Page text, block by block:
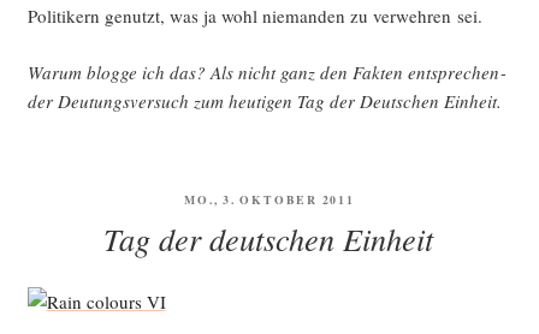
Poli­ti­kern genutzt, was ja wohl nie­man­den zu ver­weh­ren sei.
War­um blog­ge ich das? Als nicht ganz den Fak­ten ent­spre­chen­
der Deu­tungs­ver­such zum heu­ti­gen Tag der Deut­schen Einheit.
VERÖFFENTLICHT
MO., 3. OKTOBER 2011
Tag der deutschen Einheit